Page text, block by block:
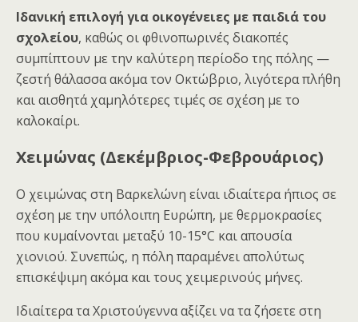
Ιδανική επιλογή για οικογένειες με παιδιά του
σχολείου, καθώς οι φθινοπωρινές διακοπές
συμπίπτουν με την καλύτερη περίοδο της πόλης —
ζεστή θάλασσα ακόμα τον Οκτώβριο, λιγότερα πλήθη
και αισθητά χαμηλότερες τιμές σε σχέση με το
καλοκαίρι.
Χειμώνας (Δεκέμβριος-Φεβρουάριος)
Ο χειμώνας στη Βαρκελώνη είναι ιδιαίτερα ήπιος σε
σχέση με την υπόλοιπη Ευρώπη, με θερμοκρασίες
που κυμαίνονται μεταξύ 10-15°C και απουσία
χιονιού. Συνεπώς, η πόλη παραμένει απολύτως
επισκέψιμη ακόμα και τους χειμερινούς μήνες.
Ιδιαίτερα τα Χριστούγεννα αξίζει να τα ζήσετε στη